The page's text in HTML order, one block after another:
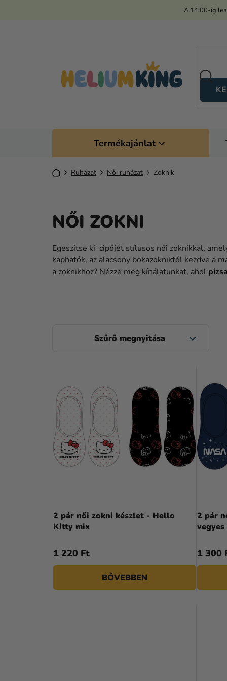
A 14:00-ig
Termékajánlat
KezdőlapRuházat Női ruházat Zoknik
NŐI ZOKNI
Egészítse ki cipőjét stílusos női zoknikkal,
kaphatók, az alacsony bokazokniktól kezdve a
a zoknikhoz? Nézze meg kínálatunkat, ahol
A
L
S
Ó
P
E
L
E
R
M
É
K
L
I
S
T
Á
2 pár női zokni készlet - Hello
Kitty mix
1 220 Ft
BŐVEBBEN
2 pár
vegyes
1 300